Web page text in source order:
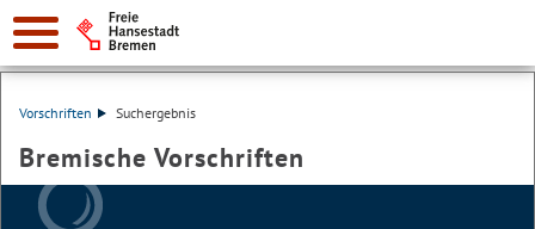
Vorschriften Suchergebnis
Bremische Vorschriften